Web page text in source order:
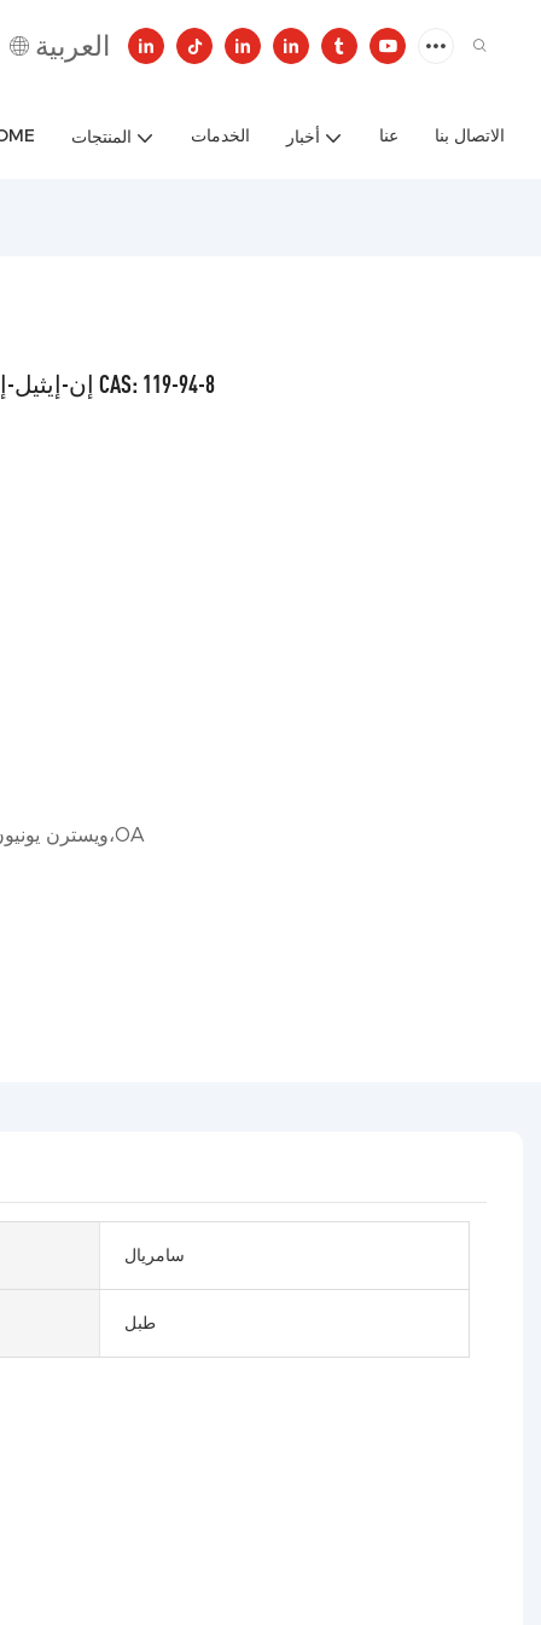
العربية
المنتجات الخدمات أخبار عنا الاتصال بنا
إن-إيثيل-إن-بنزيل-إم-تولويدين عالي الجودة، رقم CAS: 119-94-8
L/C،D/A،D/P،T/T،ويسترن يونيون،موني جرام،OA
سامريال
طبل